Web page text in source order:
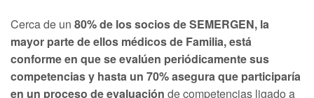
Cerca de un 80% de los socios de SEMERGEN, la
mayor parte de ellos médicos de Familia, está
conforme en que se evalúen periódicamente sus
competencias y hasta un 70% asegura que participaría
en un proceso de evaluación de competencias ligado a